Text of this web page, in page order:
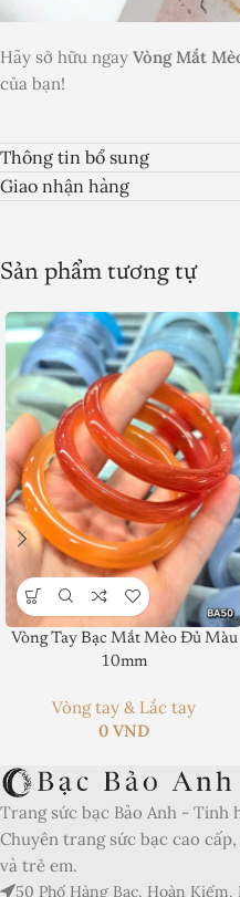
Hãy sở hữu ngay Vòng Mắt
của bạn!
Product SKU:
Product Brand:
Price Valid Until:
Product In-Stock:
Xếp hạng của biên tập viên:
5
Thông tin bổ sung
Giao nhận hàng
Sản phẩm tương tự
Vòng Tay Bạc Mắt Mèo Đủ Màu
10mm
Vòng tay & Lắc tay
0 VND
Trang sức bạc Bảo Anh - Tinh
Chuyên trang sức bạc cao
và trẻ em.
50 Phố Hàng Bạc, Hoàn Kiếm,